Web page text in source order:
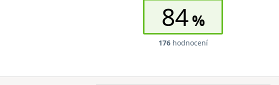
84
176hodnocení